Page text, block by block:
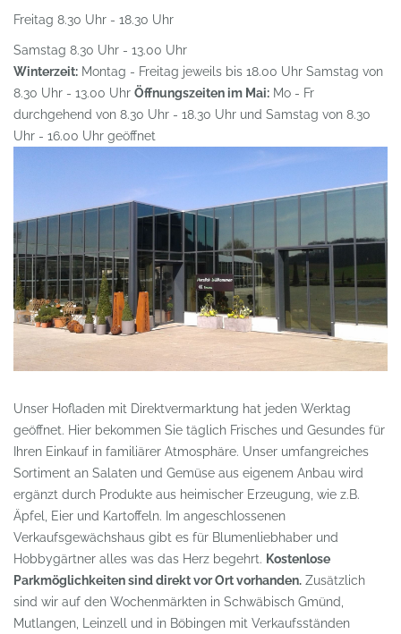
Freitag 8.30 Uhr - 18.30 Uhr
Samstag 8.30 Uhr - 13.00 Uhr
Winterzeit: Montag - Freitag jeweils bis 18.00 Uhr Samstag von
8.30 Uhr - 13.00 Uhr Öffnungszeiten im Mai: Mo - Fr
durchgehend von 8.30 Uhr - 18.30 Uhr und Samstag von 8.30
Uhr - 16.00 Uhr geöffnet
Unser Hofladen mit Direktvermarktung hat jeden Werktag
geöffnet. Hier bekommen Sie täglich Frisches und Gesundes für
Ihren Einkauf in familiärer Atmosphäre. Unser umfangreiches
Sortiment an Salaten und Gemüse aus eigenem Anbau wird
ergänzt durch Produkte aus heimischer Erzeugung, wie z.B.
Äpfel, Eier und Kartoffeln. Im angeschlossenen
Verkaufsgewächshaus gibt es für Blumenliebhaber und
Hobbygärtner alles was das Herz begehrt. Kostenlose
Parkmöglichkeiten sind direkt vor Ort vorhanden. Zusätzlich
sind wir auf den Wochenmärkten in Schwäbisch Gmünd,
Mutlangen, Leinzell und in Böbingen mit Verkaufsständen